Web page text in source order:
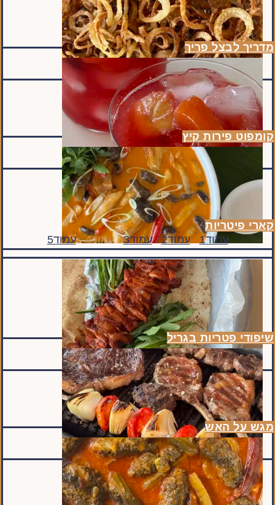
מדריך לבצל פריך
קומפוט פירות קיץ
קארי פיטריות
עמוד1 עמוד2 עמוד3 עמוד4 עמוד5
שיפודי פטריות בגריל
מגש על האש